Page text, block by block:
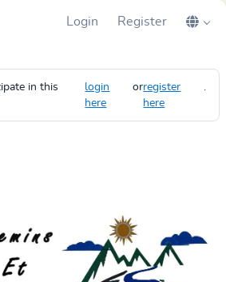
Login Register
in this
login
here
orregister
here
.